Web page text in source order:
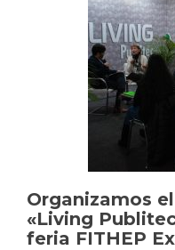
Organizamos
«Living
feria FITHEP